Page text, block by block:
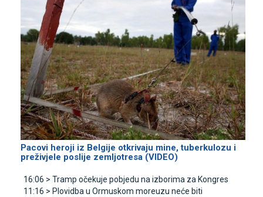
Pacovi heroji iz Belgije otkrivaju mine, tuberkulozu i
preživjele poslije zemljotresa (VIDEO)
16:06 > Tramp očekuje pobjedu na izborima za Kongres
11:16 > Plovidba u Ormuskom moreuzu neće biti